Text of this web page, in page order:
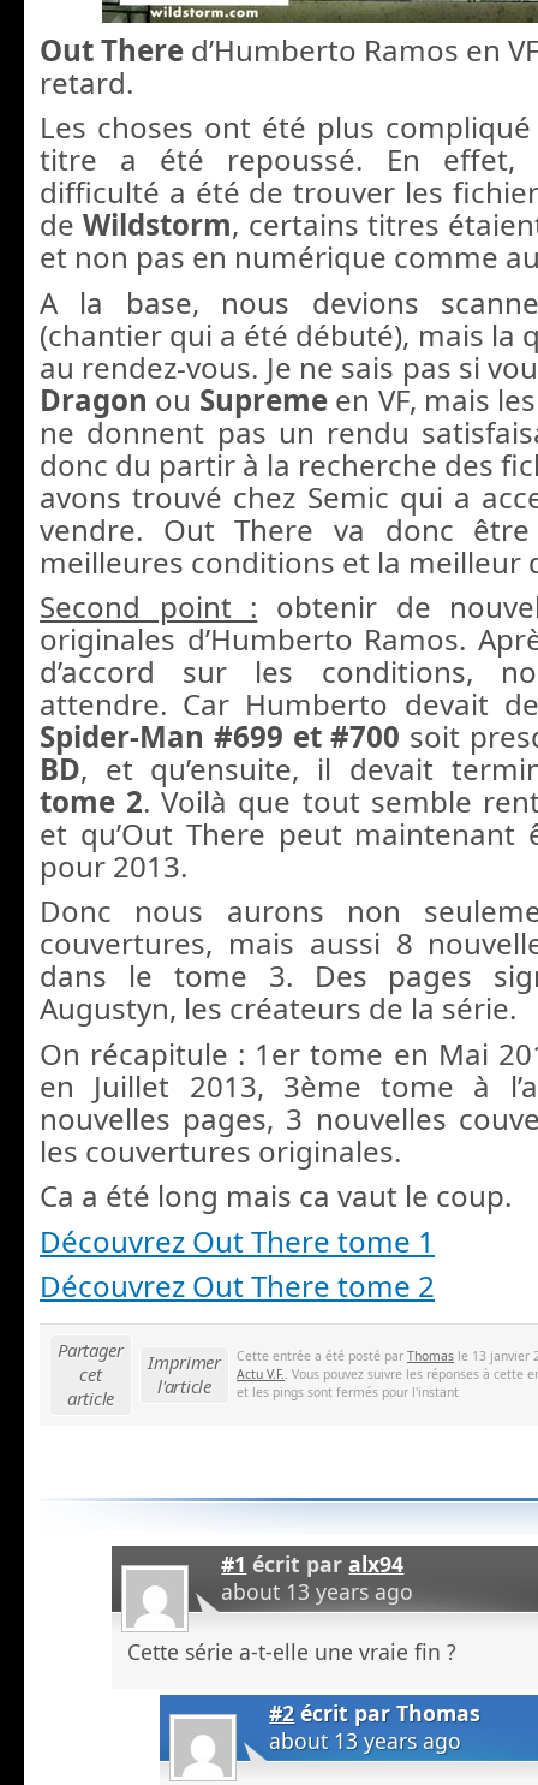
Out There d’Humberto Ramos en
retard.
Les choses ont été plus
titre a été repoussé. En effet,
difficulté a été de trouver les
deWildstorm, certains titres
et non pas en numérique comme
A la base, nous devions
(chantier qui a été débuté), mais la
au rendez-vous. Je ne sais pas si
Dragon ou Supremeen VF, mais
ne donnent pas un rendu
donc du partir à la recherche des
avons trouvé chez Semic qui a
vendre. Out There va donc
meilleures conditions et la meilleur
Second point : obtenir de
originales d’Humberto Ramos.
d’accord sur les conditions,
attendre. Car Humberto devait
Spider-Man #699 et #700 soit
BD, et qu’ensuite, il devait
tome 2. Voilà que tout semble
et qu’Out There peut maintenant
pour 2013.
Donc nous aurons non
couvertures, mais aussi 8
dans le tome 3. Des pages
Augustyn, les créateurs de la série.
On récapitule : 1er tome en Mai
en Juillet 2013, 3ème tome à
nouvelles pages, 3 nouvelles
les couvertures originales.
Ca a été long mais ca vaut le coup.
Découvrez Out There tome 1
Découvrez Out There tome 2
Partager
cet
article
Imprimer
l'article
Cette entrée a été posté par Thomas le 13 janvier
Actu V.F.. Vous pouvez suivre les réponses à cette
et les pings sont fermés pour l'instant
#1 écrit paralx94
about 13 years ago
Cette série a-t-elle une vraie fin ?
#2écrit parThomas
about 13 years ago